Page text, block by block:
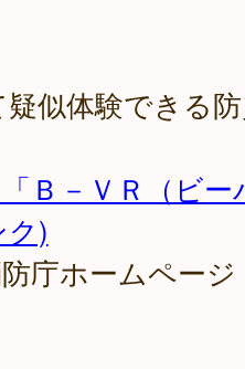
似体験できる
Ｂ－ＶＲ（ビー
)
庁ホームページ